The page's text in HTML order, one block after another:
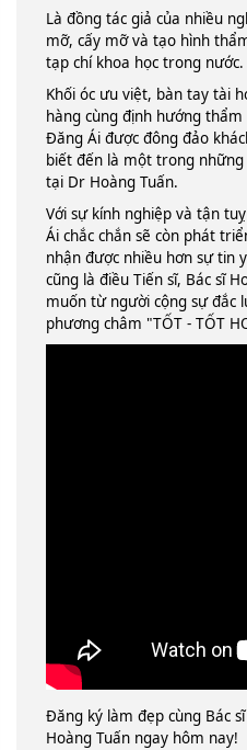
Là đồng tác giả của nhiều
mỡ, cấy mỡ và tạo hình
tạp chí khoa học trong nước.
Khối óc ưu việt, bàn tay tài
hàng cùng định hướng
Đăng Ái được đông đảo
biết đến là một trong những
tại Dr Hoàng Tuấn.
Với sự kính nghiệp và tận
Ái chắc chắn sẽ còn phát
nhận được nhiều hơn sự tin
cũng là điều Tiến sĩ, Bác sĩ
muốn từ người cộng sự đắc
phương châm "TỐT - TỐT
Đăng ký làm đẹp cùng Bác
Hoàng Tuấn ngay hôm nay!